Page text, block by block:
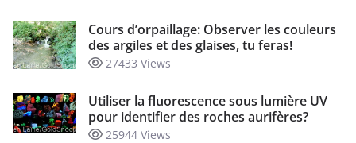
Cours d’orpaillage: Observer les couleurs
des argiles et des glaises, tu feras!
27433 Views
Utiliser la fluorescence sous lumière UV
pour identifier des roches aurifères?
25944 Views